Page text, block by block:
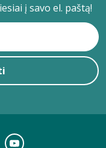
į savo el. paštą!